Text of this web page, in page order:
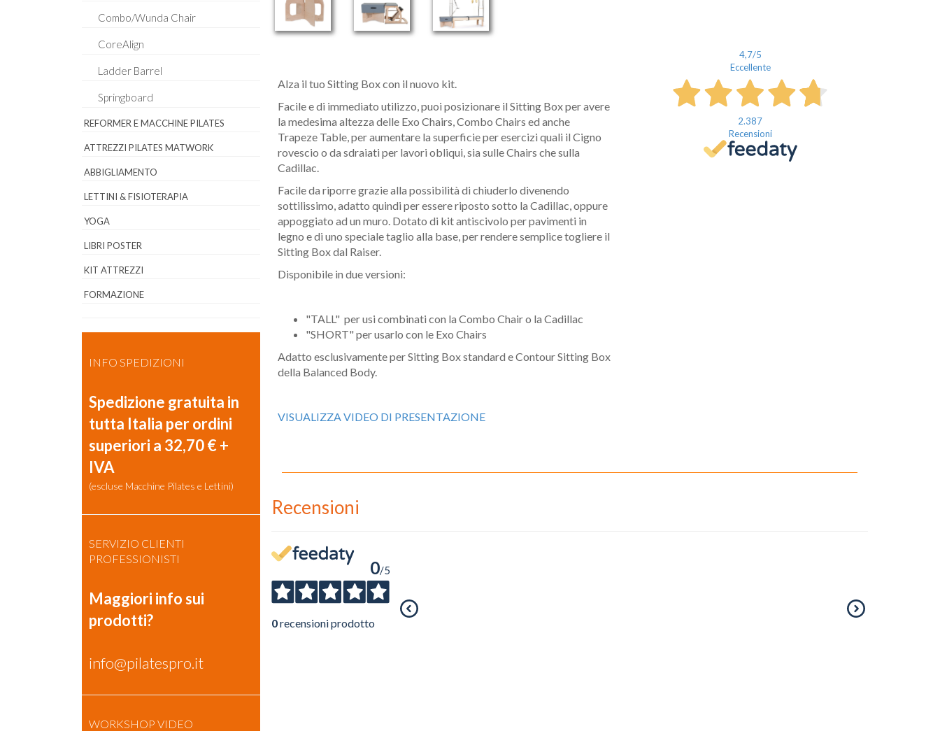
Combo/Wunda Chair
CoreAlign
Ladder Barrel
Springboard
REFORMER E MACCHINE PILATES
ATTREZZI PILATES MATWORK
ABBIGLIAMENTO
LETTINI & FISIOTERAPIA
YOGA
LIBRI POSTER
KIT ATTREZZI
FORMAZIONE
INFO SPEDIZIONI
Spedizione gratuita in
tutta Italia per ordini
superiori a 32,70 € +
IVA
(escluse Macchine Pilates e Lettini)
SERVIZIO CLIENTI
PROFESSIONISTI
Maggiori info sui
prodotti?
info@pilatespro.it
WORKSHOP VIDEO
Alza il tuo Sitting Box con il nuovo kit.
Facile e di immediato utilizzo, puoi posizionare il Sitting Box per avere
la medesima altezza delle Exo Chairs, Combo Chairs ed anche
Trapeze Table, per aumentare la superficie per esercizi quali il Cigno
rovescio o da sdraiati per lavori obliqui, sia sulle Chairs che sulla
Cadillac.
Facile da riporre grazie alla possibilità di chiuderlo divenendo
sottilissimo, adatto quindi per essere riposto sotto la Cadillac, oppure
appoggiato ad un muro. Dotato di kit antiscivolo per pavimenti in
legno e di uno speciale taglio alla base, per rendere semplice togliere il
Sitting Box dal Raiser.
Disponibile in due versioni:
"TALL" per usi combinati con la Combo Chair o la Cadillac
"SHORT" per usarlo con le Exo Chairs
Adatto esclusivamente per Sitting Box standard e Contour Sitting Box
della Balanced Body.
VISUALIZZA VIDEO DI PRESENTAZIONE
4,7/5
Eccellente
2.387
Recensioni
Recensioni
0/5
0recensioni prodotto